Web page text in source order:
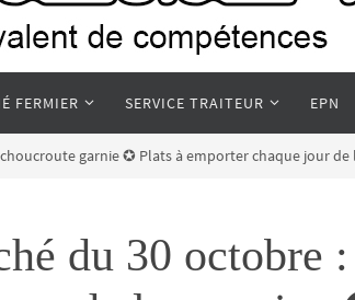
FERMIER SERVICE TRAITEUR EPN
garnie ✪ Plats à emporter chaque jour
du 30 octobre